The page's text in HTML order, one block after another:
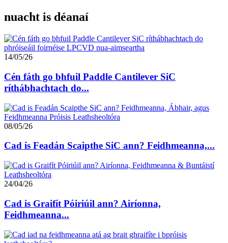
nuacht is déanaí
14/05/26
Cén fáth go bhfuil Paddle Cantilever SiC
ríthábhachtach do...
08/05/26
Cad is Feadán Scaipthe SiC ann? Feidhmeanna,...
24/04/26
Cad is Graifít Póiriúil ann? Airíonna,
Feidhmeanna...